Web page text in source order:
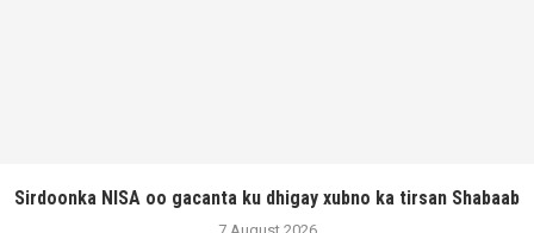
Sirdoonka NISA oo gacanta ku dhigay xubno ka tirsan Shabaab